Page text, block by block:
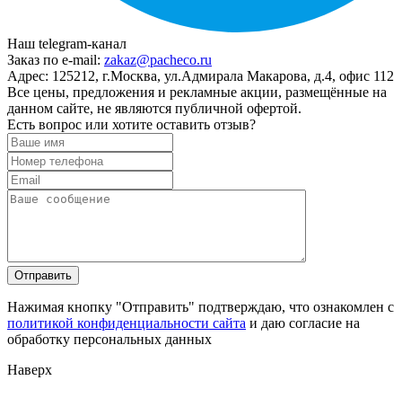
Наш telegram-канал
Заказ по e-mail: zakaz@pacheco.ru
Адрес: 125212, г.Москва, ул.Адмирала Макарова, д.4, офис 112
Все цены, предложения и рекламные акции, размещённые на
данном сайте, не являются публичной офертой.
Есть вопрос или хотите оставить отзыв?
Нажимая кнопку "Отправить" подтверждаю, что ознакомлен с
политикой конфиденциальности сайта и даю согласие на
обработку персональных данных
Наверх